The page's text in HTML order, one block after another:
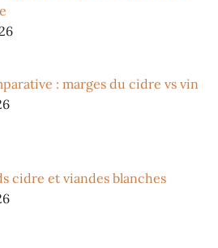
: marges du cidre vs vin
cidre et viandes blanches